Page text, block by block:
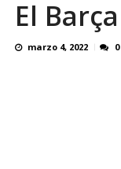
El
marzo 4, 2022 0